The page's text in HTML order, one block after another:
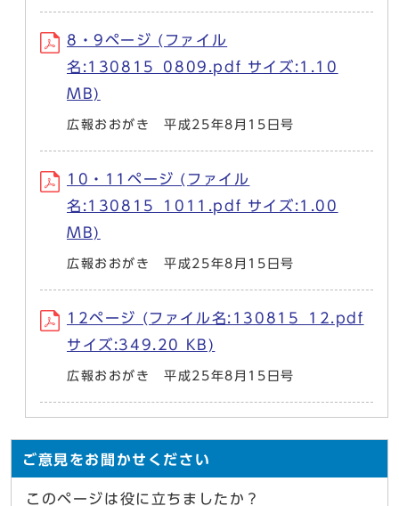
8・9ページ (ファイル
名:130815_0809.pdf サイズ:1.10
MB)
広報おおがき 平成25年8月15日号
10・11ページ (ファイル
名:130815_1011.pdf サイズ:1.00
MB)
広報おおがき 平成25年8月15日号
12ページ (ファイル名:130815_12.pdf
サイズ:349.20 KB)
広報おおがき 平成25年8月15日号
ご意見をお聞かせください
このページは役に立ちましたか？